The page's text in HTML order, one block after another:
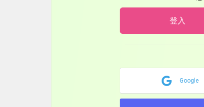
登入
Google